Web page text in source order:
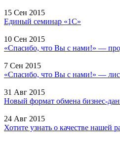
15 Сен 2015
Единый семинар «1С»
10 Сен 2015
«Спасибо, что Вы с нами!» —
7 Сен 2015
«Спасибо, что Вы с нами!» —
31 Авг 2015
Новый формат обмена бизнес-
24 Авг 2015
Хотите узнать о качестве нашей